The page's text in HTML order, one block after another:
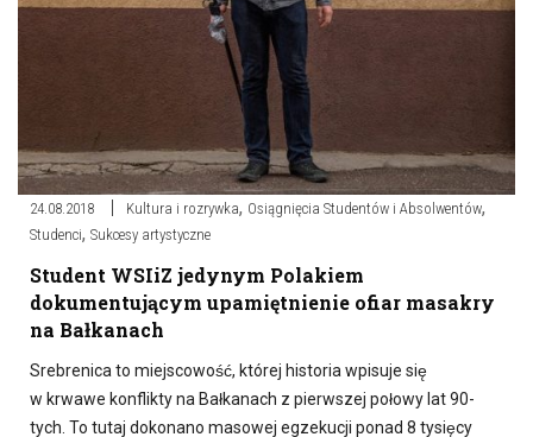
24.08.2018 Kultura i rozrywka, Osiągnięcia Studentów i Absolwentów,
Studenci, Sukcesy artystyczne
Student WSIiZ jedynym Polakiem
dokumentującym upamiętnienie ofiar masakry
na Bałkanach
Srebrenica to miejscowość, której historia wpisuje się
w krwawe konflikty na Bałkanach z pierwszej połowy lat 90-
tych. To tutaj dokonano masowej egzekucji ponad 8 tysięcy